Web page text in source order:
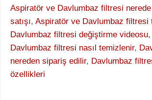
Aspiratör ve Davlumbaz filtresi nerede
satışı, Aspiratör ve Davlumbaz filtresi
Davlumbaz filtresi değiştirme videosu,
Davlumbaz filtresi nasıl temizlenir,
nereden sipariş edilir, Davlumbaz
özellikleri